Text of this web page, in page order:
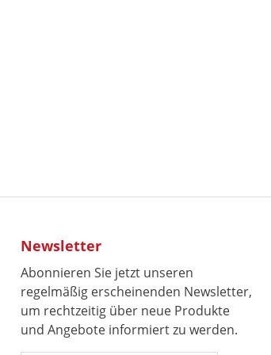
Newsletter
Abonnieren Sie jetzt unseren
regelmäßig erscheinenden Newsletter,
um rechtzeitig über neue Produkte
und Angebote informiert zu werden.